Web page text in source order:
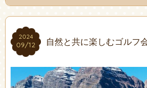
2024
09/12
2024
09/12 自然と共に楽しむゴルフ